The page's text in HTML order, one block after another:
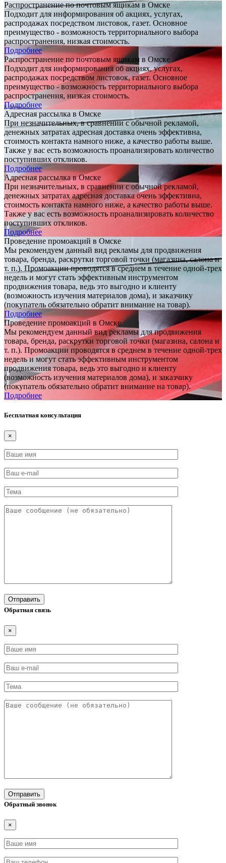
Распространение по почтовым ящикам в Омске
Подходит для информирования об акциях, услугах,
распродажах посредством листовок, газет. Основное
преимущество - возможность территориального выбора
распространения, низкая стоимость.
Подробнее
Распространение по почтовым ящикам в Омске
Подходит для информирования об акциях, услугах,
распродажах посредством листовок, газет. Основное
преимущество - возможность территориального выбора
распространения, низкая стоимость.
Подробнее
Адресная рассылка в Омске
При незначительных, в сравнении с обычной рекламой,
денежных затратах адресная доставка очень эффективна,
стоимость контакта намного ниже, а качество работы выше.
Также у вас есть возможность проанализировать количество
поступивших откликов.
Подробнее
Адресная рассылка в Омске
При незначительных, в сравнении с обычной рекламой,
денежных затратах адресная доставка очень эффективна,
стоимость контакта намного ниже, а качество работы выше.
Также у вас есть возможность проанализировать количество
поступивших откликов.
Подробнее
Проведение промоакций в Омске
Мы рекомендуем данный вид рекламы для продвижения
товара, бренда, раскрутки торговой точки (магазина, салона и
т. п.). Промоакции проводятся в среднем в течение одной-трех
недель и могут стать эффективным инструментом
продвижения товара, ведь это выгодно и клиенту
(возможность изучения материалов дома), и заказчику
(покупатель обязательно обратит внимание на товар).
Подробнее
Проведение промоакций в Омске
Мы рекомендуем данный вид рекламы для продвижения
товара, бренда, раскрутки торговой точки (магазина, салона и
т. п.). Промоакции проводятся в среднем в течение одной-трех
недель и могут стать эффективным инструментом
продвижения товара, ведь это выгодно и клиенту
(возможность изучения материалов дома), и заказчику
(покупатель обязательно обратит внимание на товар).
Подробнее
Бесплатная консультация
×
Обратная связь
×
Обратный звонок
×